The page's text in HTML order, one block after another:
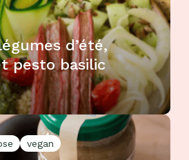
d’été,
pesto basilic
vegan